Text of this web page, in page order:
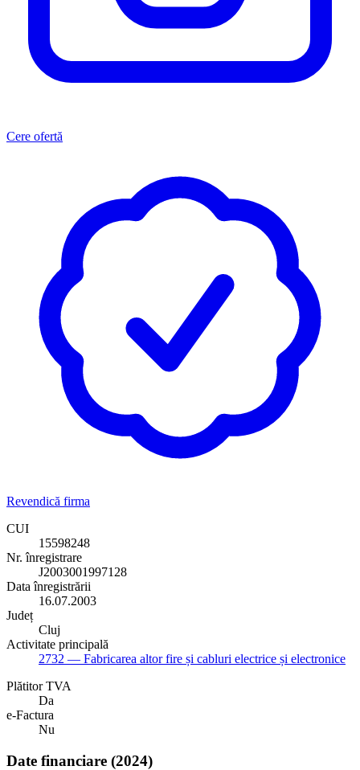
Cere ofertă
Revendică firma
CUI
15598248
Nr. înregistrare
J2003001997128
Data înregistrării
16.07.2003
Județ
Cluj
Activitate principală
2732 — Fabricarea altor fire și cabluri electrice și electronice
Plătitor TVA
Da
e-Factura
Nu
Date financiare (2024)